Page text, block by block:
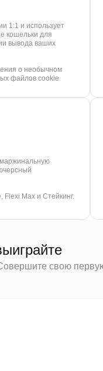
1:1 и использует
кошельки для
вывода ваших
о необычном
файлов cookie
маржинальную
Flexi Max и Стейкинг.
свою